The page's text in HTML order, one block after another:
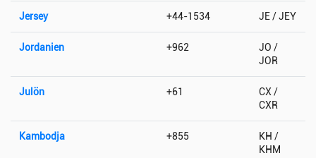
Jersey +44-1534 JE / JEY
Jordanien +962
JO /
JOR
Julön +61
CX /
CXR
Kambodja +855
KH /
KHM